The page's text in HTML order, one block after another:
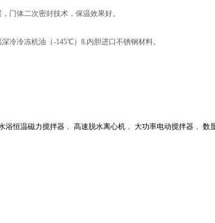
体二次密封技术，保温效果好。
冷冻机油（-145℃）8.内胆进口不锈钢材料。
浴恒温磁力搅拌器 ， 高速脱水离心机 ， 大功率电动搅拌器 ， 数